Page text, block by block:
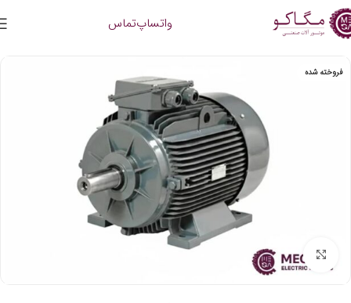
واتساپتماس
فروخته شده
برای بزرگنمایی کلیک کنید